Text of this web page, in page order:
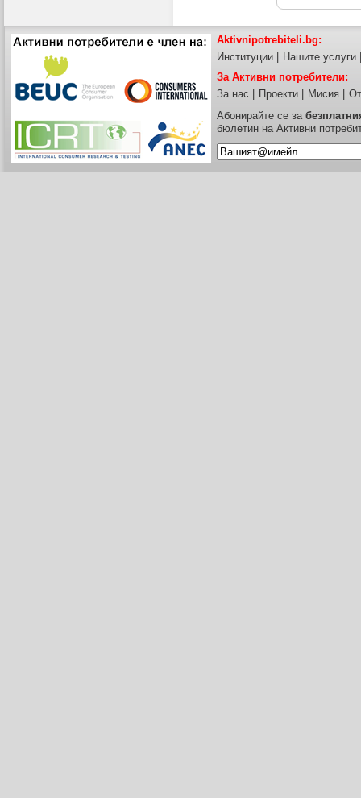
Aktivnipotrebiteli.bg:
Институции
Нашите услуги
За Активни потребители:
За нас
Проекти Мисия
Абонирайте се за
бюлетин на Активни